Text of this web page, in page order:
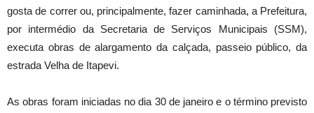
gosta de correr ou, principalmente, fazer caminhada, a Prefeitura,
por intermédio da Secretaria de Serviços Municipais (SSM),
executa obras de alargamento da calçada, passeio público, da
estrada Velha de Itapevi.
As obras foram iniciadas no dia 30 de janeiro e o término previsto